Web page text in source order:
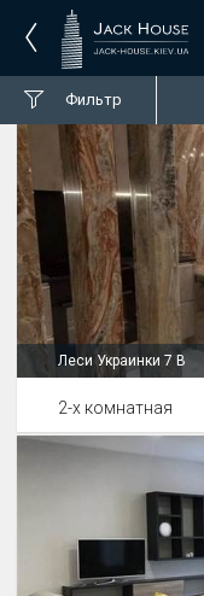
Фильтр
Леси Украинки 7 В
2-х комнатная